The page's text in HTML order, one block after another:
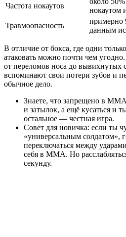
Частота нокаутов
нокаутом
Травмоопасность
примерно
данным
В отличие от бокса, где одни
атаковать можно почти чем
от переломов носа до вывихнутых
вспоминают свои потери зубов и
обычное дело.
Знаете, что запрещено в
и затылок, а ещё кусаться и
остальное — честная игра.
Совет для новичка: если ты
«универсальным солдатом»,
переключаться между
себя в MMA. Но
секунду.